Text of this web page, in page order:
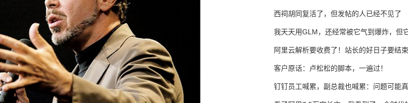
西祠胡同复活了，但发帖的人已经不见了
我天天用GLM，还经常被它气到爆炸，但
16万亿
阿里云解析要收费了！站长的好日子要结
客户原话：卢松松的脚本，一遍过！
钉钉员工喊累，副总裁也喊累：问题可能